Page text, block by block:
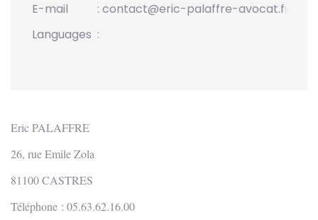
E-mail
: contact@eric-palaffre-avocat.fr
Languages :
Eric PALAFFRE
26, rue Emile Zola
81100 CASTRES
Téléphone : 05.63.62.16.00